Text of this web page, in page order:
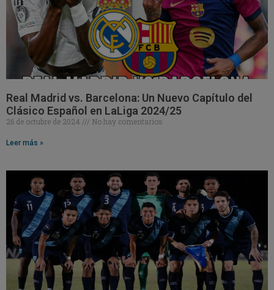
Real Madrid vs. Barcelona: Un Nuevo Capítulo del
Clásico Español en LaLiga 2024/25
26 de octubre de 2024 No hay comentarios
Leer más »